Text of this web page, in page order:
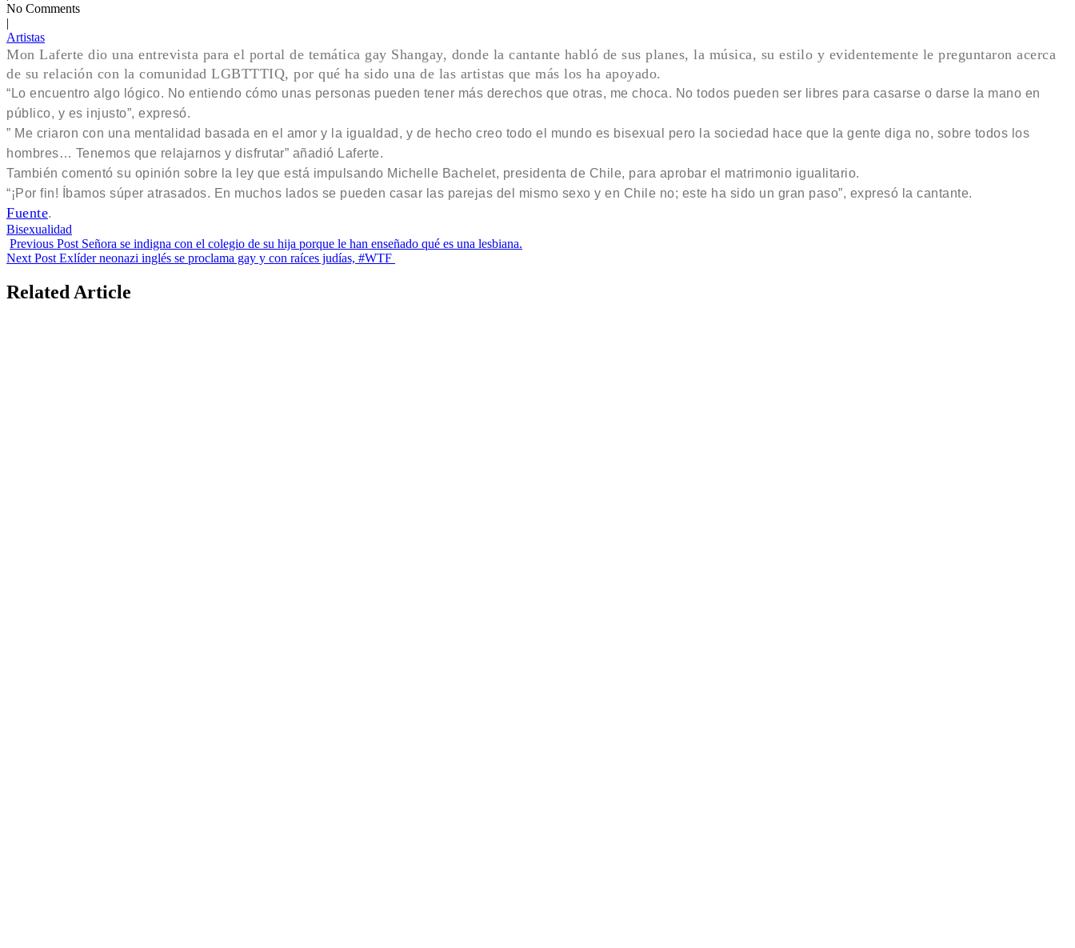
No Comments
|
Artistas
Mon Laferte dio una entrevista para el portal de temática gay Shangay, donde la cantante habló de sus planes, la música, su estilo y evidentemente le preguntaron acerca
de su relación con la comunidad LGBTTTIQ, por qué ha sido una de las artistas que más los ha apoyado.
“Lo encuentro algo lógico. No entiendo cómo unas personas pueden tener más derechos que otras, me choca. No todos pueden ser libres para casarse o darse la mano en
público, y es injusto”, expresó.
” Me criaron con una mentalidad basada en el amor y la igualdad, y de hecho creo todo el mundo es bisexual pero la sociedad hace que la gente diga no, sobre todos los
hombres… Tenemos que relajarnos y disfrutar” añadió Laferte.
También comentó su opinión sobre la ley que está impulsando Michelle Bachelet, presidenta de Chile, para aprobar el matrimonio igualitario.
“¡Por fin! Íbamos súper atrasados. En muchos lados se pueden casar las parejas del mismo sexo y en Chile no; este ha sido un gran paso”, expresó la cantante.
Fuente.
Tags:
Bisexualidad
Previous Post Señora se indigna con el colegio de su hija porque le han enseñado qué es una lesbiana.
Next Post Exlíder neonazi inglés se proclama gay y con raíces judías, #WTF
Related Article